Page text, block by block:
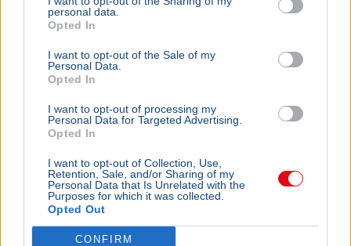
personal data.
Opted In
I want to opt-out of the Sale of my
Personal Data.
Opted In
I want to opt-out of processing my
Personal Data for Targeted Advertising.
Opted In
I want to opt-out of Collection, Use,
Retention, Sale, and/or Sharing of my
Personal Data that Is Unrelated with the
Purposes for which it was collected.
Opted Out
CONFIRM
jelöltjéről, miután Polgár Judit visszautasította a
felkérést, a hivatalos jelölési határidő pedig hétfőn jár
BELFÖLD 2026. augusztus 6.
gépen Csádba és Nigerbe
Pálinkás Szilveszter
A Magyar Honvédség válasza szerint Orbán Gáspár
hatszor utazott katonai gépen Csádba és Nigerbe a
titkolt afrikai misszió előkészítése idején.Bővebben...